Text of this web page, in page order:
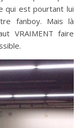
qui est pourtant lui
fanboy. Mais là
VRAIMENT faire